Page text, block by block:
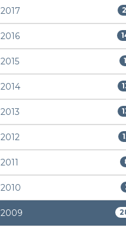
2017
2016
2015
2014
2013
2012
2011
2010
2009